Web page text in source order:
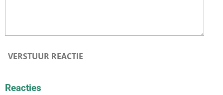
VERSTUUR REACTIE
Reacties